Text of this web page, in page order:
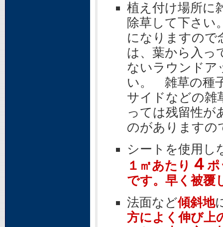
植え付け場所に
除草して下さ
になりますの
は、葉から入っ
ないラウンドア
い。 雑草の種
サイドなどの
っては残留性が
のがありますの
シートを使用し
１㎡あたり ４ ポ
です。早く被覆
法面など傾斜地
方によく伸び上